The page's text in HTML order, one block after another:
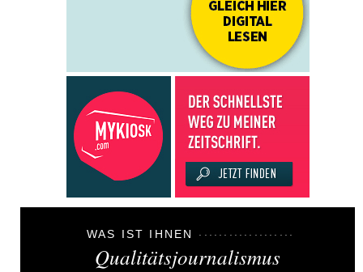
WAS IST IHNEN
Qualitätsjournalismus